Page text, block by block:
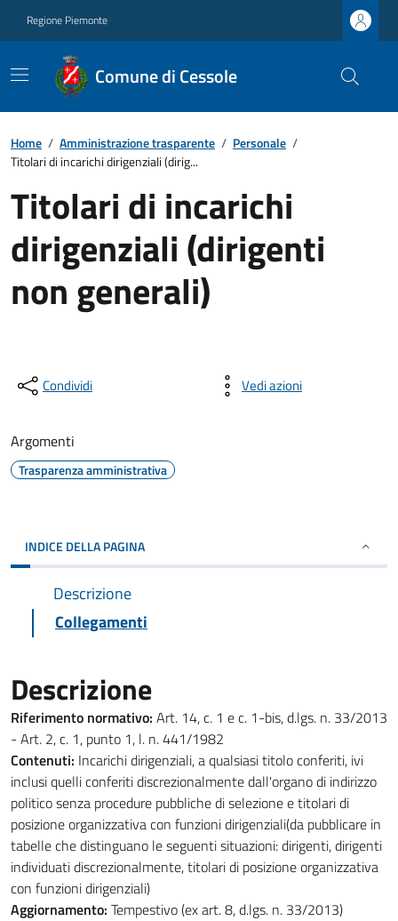
Regione Piemonte
Comune di Cessole
Home / Amministrazione trasparente / Personale /
Titolari di incarichi dirigenziali (dirig...
Titolari di incarichi
dirigenziali (dirigenti
non generali)
Condividi Vedi azioni
Argomenti
Trasparenza amministrativa
INDICE DELLA PAGINA
Descrizione
Collegamenti
Descrizione
Riferimento normativo: Art. 14, c. 1 e c. 1-bis, d.lgs. n. 33/2013
- Art. 2, c. 1, punto 1, l. n. 441/1982
Contenuti: Incarichi dirigenziali, a qualsiasi titolo conferiti, ivi
inclusi quelli conferiti discrezionalmente dall'organo di indirizzo
politico senza procedure pubbliche di selezione e titolari di
posizione organizzativa con funzioni dirigenziali(da pubblicare in
tabelle che distinguano le seguenti situazioni: dirigenti, dirigenti
individuati discrezionalmente, titolari di posizione organizzativa
con funzioni dirigenziali)
Aggiornamento: Tempestivo (ex art. 8, d.lgs. n. 33/2013)